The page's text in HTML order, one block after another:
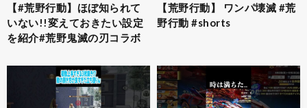
【#荒野行動】ほぼ知られて
いない!!変えておきたい設定
を紹介#荒野鬼滅の刃コラボ
【荒野行動】 ワンパ壊滅 #荒
野行動 #shorts